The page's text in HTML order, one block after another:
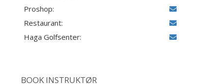
Proshop:
Restaurant:
Haga Golfsenter:
BOOK INSTRUKTØR